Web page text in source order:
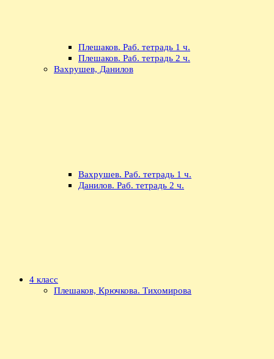
Плешаков. Раб. тетрадь 1 ч.
Плешаков. Раб. тетрадь 2 ч.
Вахрушев, Данилов
Вахрушев. Раб. тетрадь 1 ч.
Данилов. Раб. тетрадь 2 ч.
4 класс
Плешаков, Крючкова. Тихомирова